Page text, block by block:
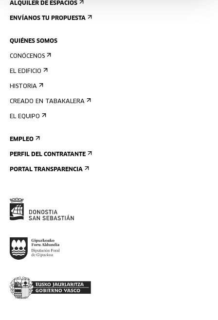
ALQUILER DE ESPACIOS
ENVÍANOS TU PROPUESTA
QUIÉNES SOMOS
CONÓCENOS
EL EDIFICIO
HISTORIA
CREADO EN TABAKALERA
EL EQUIPO
EMPLEO
PERFIL DEL CONTRATANTE
PORTAL TRANSPARENCIA